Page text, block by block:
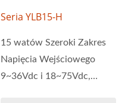
Seria YLB15-H
15 watów Szeroki Zakres
Napięcia Wejściowego
9~36Vdc i 18~75Vdc,